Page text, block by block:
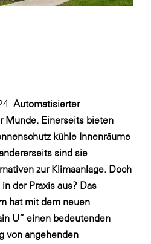
& Kraftstoff
Automatisierter
Munde. Einerseits bieten
kühle Innenräume
sind sie
zur Klimaanlage. Doch
der Praxis aus? Das
hat mit dem neuen
U“ einen bedeutenden
von angehenden